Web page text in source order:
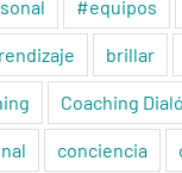
#equipos
brillar
Coaching
conciencia